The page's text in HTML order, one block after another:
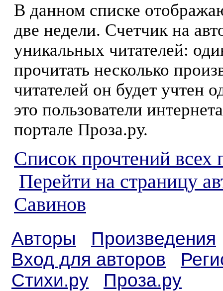
В данном списке
две недели. Счетчик на
уникальных читателей:
прочитать несколько
читателей он будет учтен
это пользователи
портале Проза.ру.
Список прочтений всех
Перейти на страницу
Савинов
Авторы
Произведения
Вход для авторов
Стихи.ру
Проза.ру